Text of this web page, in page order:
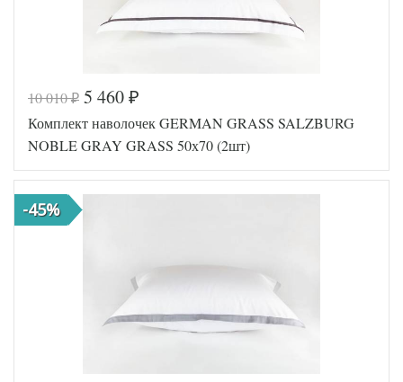
Код товара
561-666
Артикул
GG-71507
0
Ткань
Сатин
Размер
наволочек
50х70
(2шт)
Производитель
10 010₽ 5 460 ₽
Комплект наволочек GERMAN GRASS SALZBURG
NOBLE GRAY GRASS 50х70 (2шт)
-45%